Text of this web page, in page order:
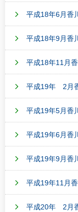
平成18年6月香
平成18年9月香
平成18年11月
平成19年 2月
平成19年5月香
平成19年6月香
平成19年9月香
平成19年11月
平成20年 2月